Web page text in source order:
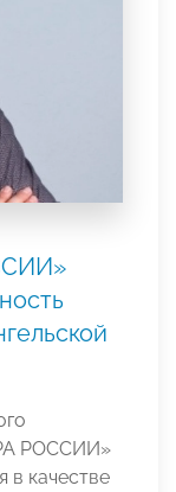
РОССИИ»
в качестве